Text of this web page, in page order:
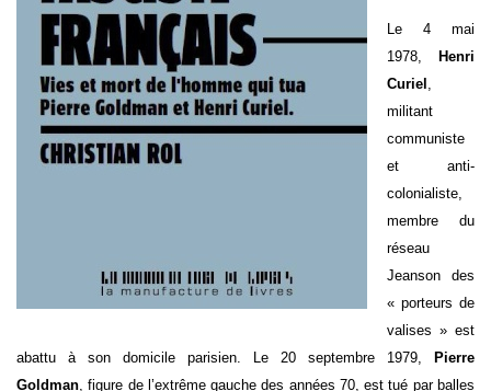
Le 4 mai
1978,
Henri
Curiel ,
militant
communiste
et anti-
colonialiste,
membre du
réseau
Jeanson des
« porteurs de
valises » est
abattu à son domicile parisien. Le 20 septembre 1979,
Pierre
Goldman, figure de l’extrême gauche des années 70, est tué par balles